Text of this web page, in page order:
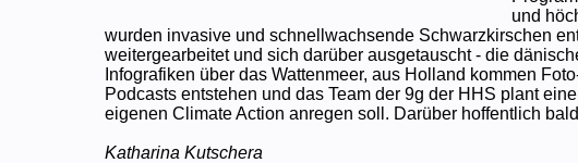
und
wurden invasive und schnellwachsende Schwarzkirschen
weitergearbeitet und sich darüber ausgetauscht - die
Infografiken über das Wattenmeer, aus Holland kommen
Podcasts entstehen und das Team der 9g der HHS plant
eigenen Climate Action anregen soll. Darüber hoffentlich
Katharina Kutschera